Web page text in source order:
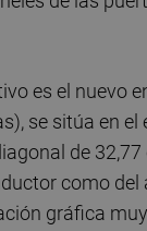
es el nuevo
se sitúa en
de
como
gráfica